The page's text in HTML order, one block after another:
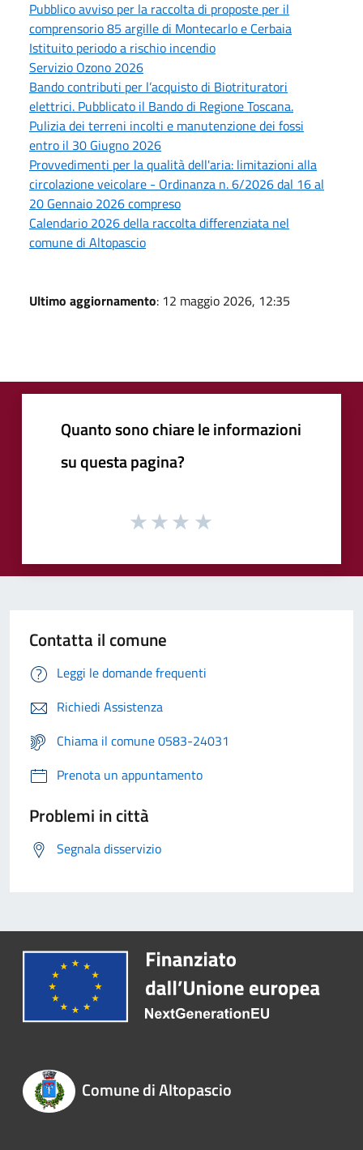
Pubblico avviso per la raccolta di proposte per il
comprensorio 85 argille di Montecarlo e Cerbaia
Istituito periodo a rischio incendio
Servizio Ozono 2026
Bando contributi per l’acquisto di Biotrituratori
elettrici. Pubblicato il Bando di Regione Toscana.
Pulizia dei terreni incolti e manutenzione dei fossi
entro il 30 Giugno 2026
Provvedimenti per la qualità dell'aria: limitazioni alla
circolazione veicolare - Ordinanza n. 6/2026 dal 16 al
20 Gennaio 2026 compreso
Calendario 2026 della raccolta differenziata nel
comune di Altopascio
Ultimo aggiornamento: 12 maggio 2026, 12:35
Quanto sono chiare le informazioni
su questa pagina?
Contatta il comune
Leggi le domande frequenti
Richiedi Assistenza
Chiama il comune 0583-24031
Prenota un appuntamento
Problemi in città
Segnala disservizio
Comune di Altopascio